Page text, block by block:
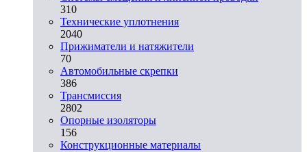
310
Технические уплотнения
2040
Прижиматели и натяжители
70
Автомобильные скрепки
386
Трансмиссия
2802
Опорные изоляторы
156
Конструкционные материалы